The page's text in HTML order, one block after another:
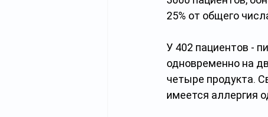
25% от общего
У 402 пациентов -
одновременно на
четыре продукта.
имеется аллергия